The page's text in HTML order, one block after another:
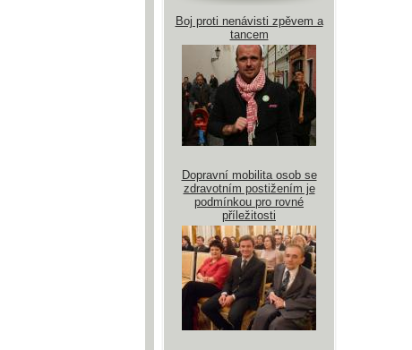
Boj proti nenávisti zpěvem a
tancem
Dopravní mobilita osob se
zdravotním postižením je
podmínkou pro rovné
příležitosti